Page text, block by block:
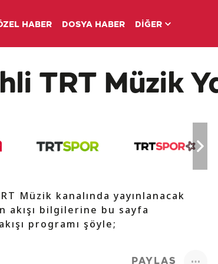
HABER DOSYA HABER DİĞER
TRT Müzik
Müzik kanalında yayınlanacak
akışı bilgilerine bu sayfa
programı şöyle;
PAYLAŞ